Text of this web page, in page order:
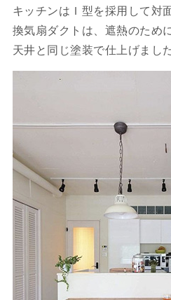
キッチンはＩ型を採用して対
換気扇ダクトは、遮熱のため
天井と同じ塗装で仕上げました